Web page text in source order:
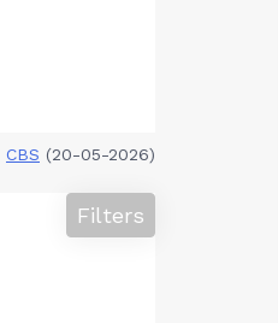
CBS (20-05-2026)
Filters